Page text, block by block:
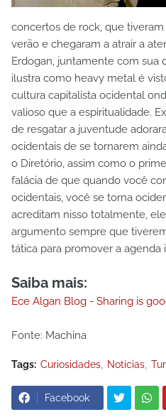
concertos de rock, que
verão e chegaram a atrair a
Erdogan, juntamente com sua
ilustra como heavy metal é
cultura capitalista ocidental
valioso que a espiritualidade.
de resgatar a juventude
ocidentais de se tornarem
o Diretório, assim como o
falácia de que quando você
ocidentais, você se torna
acreditam nisso totalmente,
argumento sempre que
tática para promover a agenda
Saiba mais:
Ece Algan Blog - Sharing is
Fonte: Machina
Tags: Curiosidades Notícias
Facebook